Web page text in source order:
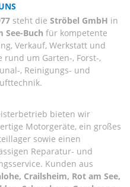
steht die Ströbel GmbH in
See-Buch für kompetente
Verkauf, Werkstatt und
rund um Garten-, Forst-,
, Reinigungs- und
bieten wir
Motorgeräte, ein großes
sowie einen
Reparatur- und
Kunden aus
Crailsheim, Rot am See,